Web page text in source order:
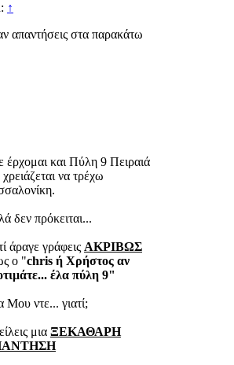
↑
απαντήσεις στα παρακάτω
έρχομαι και Πύλη 9 Πειραιά
να τρέχω
δεν πρόκειται...
άραγε γράφεις ΑΚΡΙΒΩΣ
ο "chris ή Χρήστος αν
έλα πύλη 9"
Μου ντε... γιατί;
μια ΞΕΚΑΘΑΡΗ